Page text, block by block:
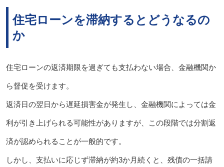
住宅ローンを滞納するとどうなるの
か
住宅ローンの返済期限を過ぎても支払わない場合、金融機関か
ら督促を受けます。
返済日の翌日から遅延損害金が発生し、金融機関によっては金
利が引き上げられる可能性がありますが、この段階では分割返
済が認められることが一般的です。
しかし、支払いに応じず滞納が約3か月続くと、残債の一括請